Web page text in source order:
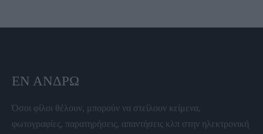
ΕΝ ΆΝΔΡΩ
Όσοι φίλοι θέλουν, μπορούν να στείλουν κείμενα,
φωτογραφίες, παρατηρήσεις, απαντήσεις κλπ στην ηλεκτρονική